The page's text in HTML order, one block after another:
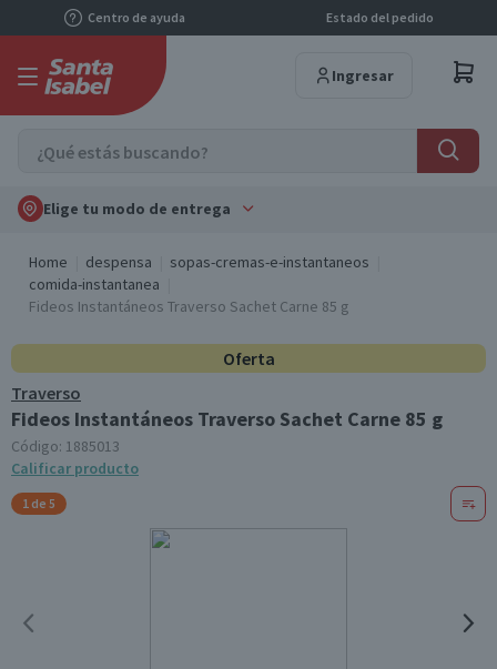
Centro de ayuda Estado del pedido
Ingresar
Elige tu modo de entrega
Home despensa
sopas-cremas-e-instantaneos
comida-instantanea
Fideos Instantáneos Traverso Sachet Carne 85 g
Oferta
Traverso
Fideos Instantáneos Traverso Sachet Carne 85 g
Código: 1885013
Calificar producto
1 de 5